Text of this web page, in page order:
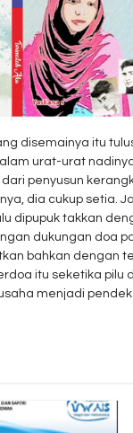
disemainya itu
urat-urat
penyusun
dia cukup setia.
dipupuk takkan
dukungan doa
bahkan dengan
itu seketika pilu
menjadi